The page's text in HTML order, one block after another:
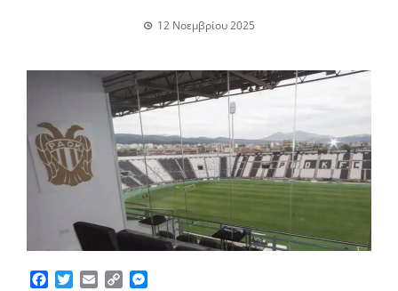
12 Νοεμβρίου 2025
Facebook
TwitterEmailCopy